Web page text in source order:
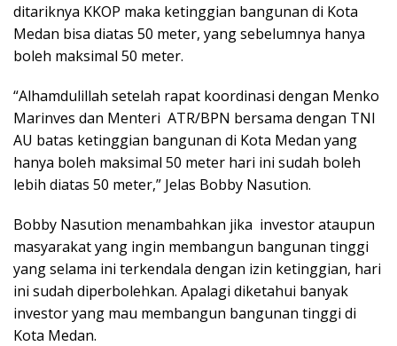
ditariknya KKOP maka ketinggian bangunan di Kota
Medan bisa diatas 50 meter, yang sebelumnya hanya
boleh maksimal 50 meter.
“Alhamdulillah setelah rapat koordinasi dengan Menko
Marinves dan Menteri ATR/BPN bersama dengan TNI
AU batas ketinggian bangunan di Kota Medan yang
hanya boleh maksimal 50 meter hari ini sudah boleh
lebih diatas 50 meter,” Jelas Bobby Nasution.
Bobby Nasution menambahkan jika investor ataupun
masyarakat yang ingin membangun bangunan tinggi
yang selama ini terkendala dengan izin ketinggian, hari
ini sudah diperbolehkan. Apalagi diketahui banyak
investor yang mau membangun bangunan tinggi di
Kota Medan.